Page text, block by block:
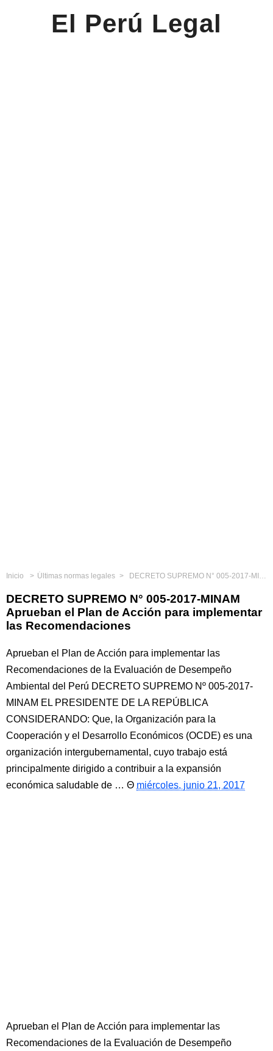
El Perú Legal
Inicio Últimas normas legales DECRETO SUPREMO N° 005-2017-MINAM Aprueban el Plan de Acción para implementar las Recomendaciones
DECRETO SUPREMO N° 005-2017-MINAM
Aprueban el Plan de Acción para implementar
las Recomendaciones
Aprueban el Plan de Acción para implementar las
Recomendaciones de la Evaluación de Desempeño
Ambiental del Perú DECRETO SUPREMO Nº 005-2017-
MINAM EL PRESIDENTE DE LA REPÚBLICA
CONSIDERANDO: Que, la Organización para la
Cooperación y el Desarrollo Económicos (OCDE) es una
organización intergubernamental, cuyo trabajo está
principalmente dirigido a contribuir a la expansión
económica saludable de …
miércoles, junio 21, 2017
Aprueban el Plan de Acción para implementar las
Recomendaciones de la Evaluación de Desempeño